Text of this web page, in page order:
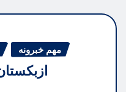
مهم خبرونه